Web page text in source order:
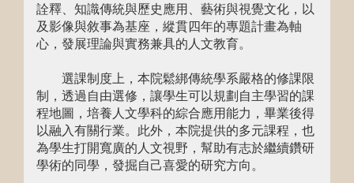
詮釋、知識傳統與歷史應⽤、藝術與視覺文化，以
及影像與敘事為基座，縱貫四年的專題計畫為軸
⼼，發展理論與實務兼具的⼈文教育。
選課制度上，本院鬆綁傳統學系嚴格的修課限
制，透過自由選修，讓學生可以規劃自主學習的課
程地圖，培養人文學科的綜合應用能力，畢業後得
以融入有關行業。此外，本院提供的多元課程，也
為學生打開寬廣的人文視野，幫助有志於繼續鑽研
學術的同學，發掘自己喜愛的研究方向。